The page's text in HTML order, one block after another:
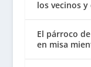
los vecinos
El párroco
en misa